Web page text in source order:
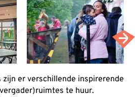
er verschillende inspirerende
te huur.